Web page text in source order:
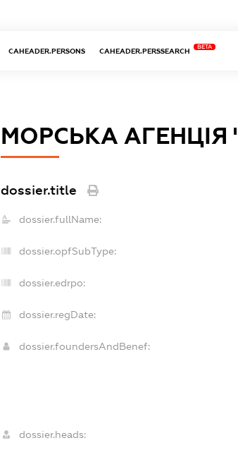
CAHEADER.PERSONS CAHEADER.PERSSEARCH
BETA
МОРСЬКА АГЕНЦІЯ
dossier.title
dossier.fullName:
dossier.opfSubType:
dossier.edrpo:
dossier.regDate:
dossier.foundersAndBenef:
dossier.heads: